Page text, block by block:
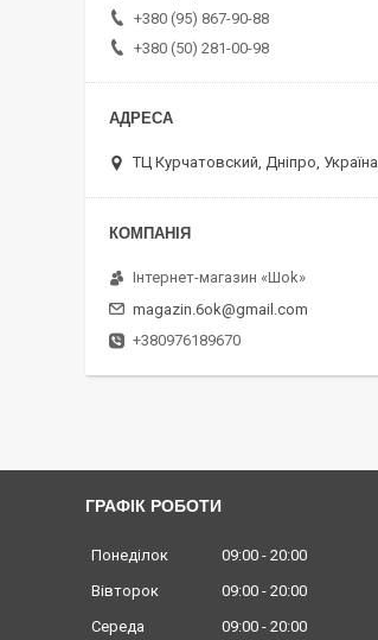
+380 (95) 867-90-88
+380 (50) 281-00-98
ТЦ Курчатовский, Дніпро, Україна
Інтернет-магазин «Шоk»
magazin.6ok@gmail.com
+380976189670
ГРАФІК РОБОТИ
Понеділок 09:00
20:00
Вівторок
09:00
20:00
Середа
09:00 20:00